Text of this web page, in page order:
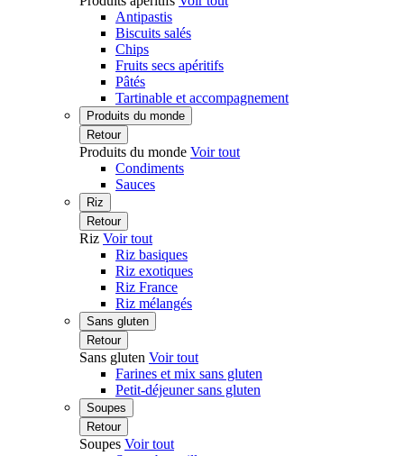
Antipastis
Biscuits salés
Chips
Fruits secs apéritifs
Pâtés
Tartinable et accompagnement
Produits du monde
Retour
Produits du monde Voir tout
Condiments
Sauces
Riz
Retour
Riz Voir tout
Riz basiques
Riz exotiques
Riz France
Riz mélangés
Sans gluten
Retour
Sans gluten Voir tout
Farines et mix sans gluten
Petit-déjeuner sans gluten
Soupes
Retour
Soupes Voir tout